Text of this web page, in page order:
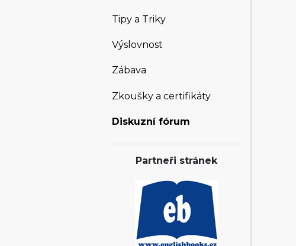
Tipy a Triky
Výslovnost
Zábava
Zkoušky a certifikáty
Diskuzní fórum
Partneři stránek